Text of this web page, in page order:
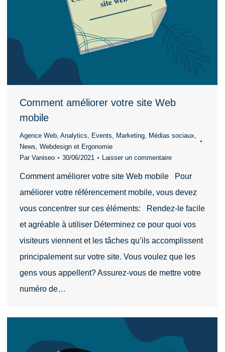
Comment améliorer votre site Web
mobile
Agence Web, Analytics, Events, Marketing, Médias sociaux,
News, Webdesign et Ergonomie
Par Vaniseo 30/06/2021 Laisser un commentaire
Comment améliorer votre site Web mobile Pour
améliorer votre référencement mobile, vous devez
vous concentrer sur ces éléments: Rendez-le facile
et agréable à utiliser Déterminez ce pour quoi vos
visiteurs viennent et les tâches qu’ils accomplissent
principalement sur votre site. Vous voulez que les
gens vous appellent? Assurez-vous de mettre votre
numéro de…